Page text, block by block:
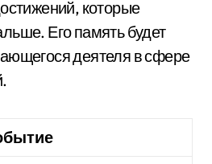
которые
Его память будет
деятеля в сфере